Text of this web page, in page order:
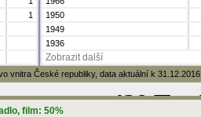
1
1950
1949
1936
Zobrazit další
vnitra České republiky, data aktuální k 31.12.2016
film: 50%